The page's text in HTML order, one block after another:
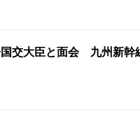
交大臣と面会 九州新幹